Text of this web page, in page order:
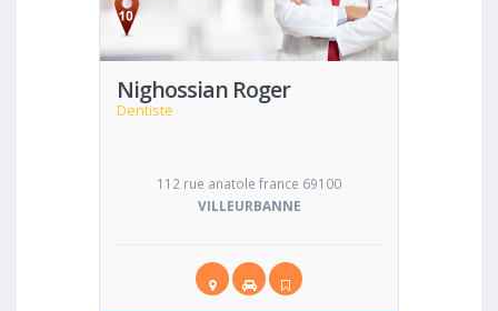
Nighossian Roger
Dentiste
112 rue anatole france 69100
VILLEURBANNE